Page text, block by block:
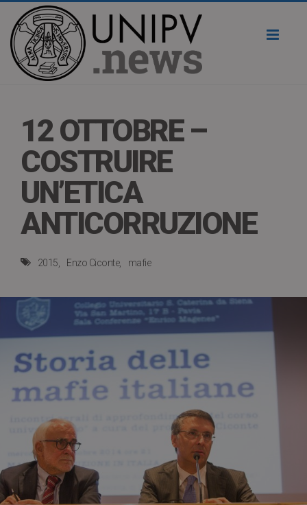
12 OTTOBRE –
COSTRUIRE
UN’ETICA
ANTICORRUZIONE
2015 Enzo Ciconte mafie